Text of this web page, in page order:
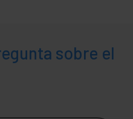
sobre el